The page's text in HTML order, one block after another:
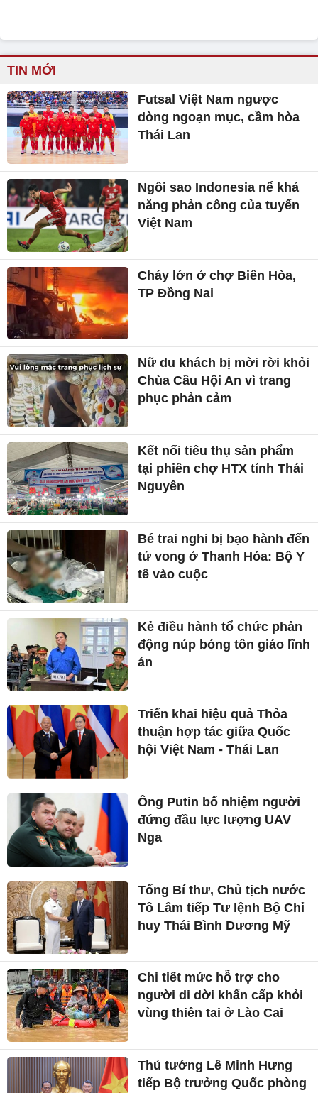
TIN MỚI
Futsal Việt Nam ngược
dòng ngoạn mục, cầm hòa
Thái Lan
Ngôi sao Indonesia nể khả
năng phản công của tuyển
Việt Nam
Cháy lớn ở chợ Biên Hòa,
TP Đồng Nai
Nữ du khách bị mời rời khỏi
Chùa Cầu Hội An vì trang
phục phản cảm
Kết nối tiêu thụ sản phẩm
tại phiên chợ HTX tỉnh Thái
Nguyên
Bé trai nghi bị bạo hành đến
tử vong ở Thanh Hóa: Bộ Y
tế vào cuộc
Kẻ điều hành tổ chức phản
động núp bóng tôn giáo lĩnh
án
Triển khai hiệu quả Thỏa
thuận hợp tác giữa Quốc
hội Việt Nam - Thái Lan
Ông Putin bổ nhiệm người
đứng đầu lực lượng UAV
Nga
Tổng Bí thư, Chủ tịch nước
Tô Lâm tiếp Tư lệnh Bộ Chỉ
huy Thái Bình Dương Mỹ
Chi tiết mức hỗ trợ cho
người di dời khẩn cấp khỏi
vùng thiên tai ở Lào Cai
Thủ tướng Lê Minh Hưng
tiếp Bộ trưởng Quốc phòng